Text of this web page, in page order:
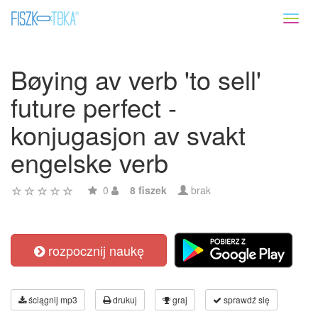
Bøying av verb 'to sell'
future perfect -
konjugasjon av svakt
engelske verb
0 8 fiszek brak
rozpocznij naukę
ściągnij mp3 drukuj graj sprawdź się